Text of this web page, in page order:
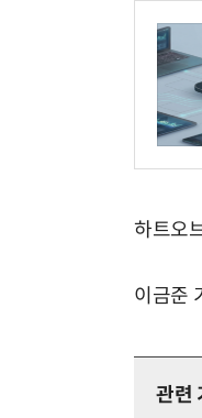
하트오
이금준
관련